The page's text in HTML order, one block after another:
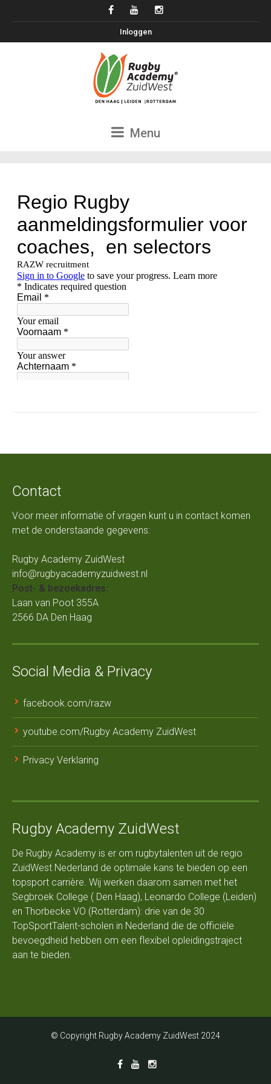
Inloggen
Menu
Contact
Voor meer informatie of vragen kunt u in contact komen
met de onderstaande gegevens:
Rugby Academy ZuidWest
info@rugbyacademyzuidwest.nl
Post- & bezoekadres:
Laan van Poot 355A
2566 DA Den Haag
Social Media & Privacy
facebook.com/razw
youtube.com/Rugby Academy ZuidWest
Privacy Verklaring
Rugby Academy ZuidWest
De Rugby Academy is er om rugbytalenten uit de regio
ZuidWest Nederland de optimale kans te bieden op een
topsport carrière. Wij werken daarom samen met het
Segbroek College ( Den Haag), Leonardo College (Leiden)
en Thorbecke VO (Rotterdam): drie van de 30
TopSportTalent-scholen in Nederland die de officiële
bevoegdheid hebben om een flexibel opleidingstraject
aan te bieden.
© Copyright Rugby Academy ZuidWest 2024